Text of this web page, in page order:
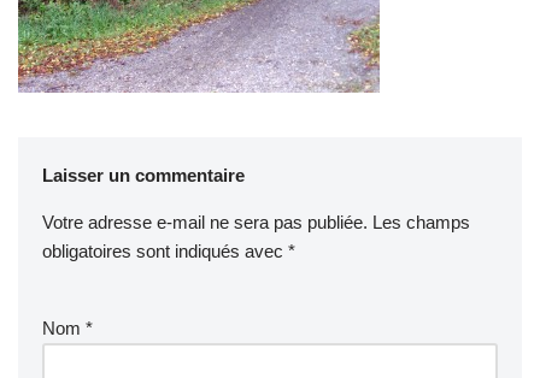
Laisser un commentaire
Votre adresse e-mail ne sera pas publiée. Les champs
obligatoires sont indiqués avec *
Nom *